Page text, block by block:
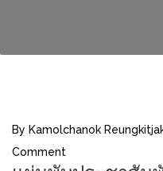
By Kamolchanok
Comment